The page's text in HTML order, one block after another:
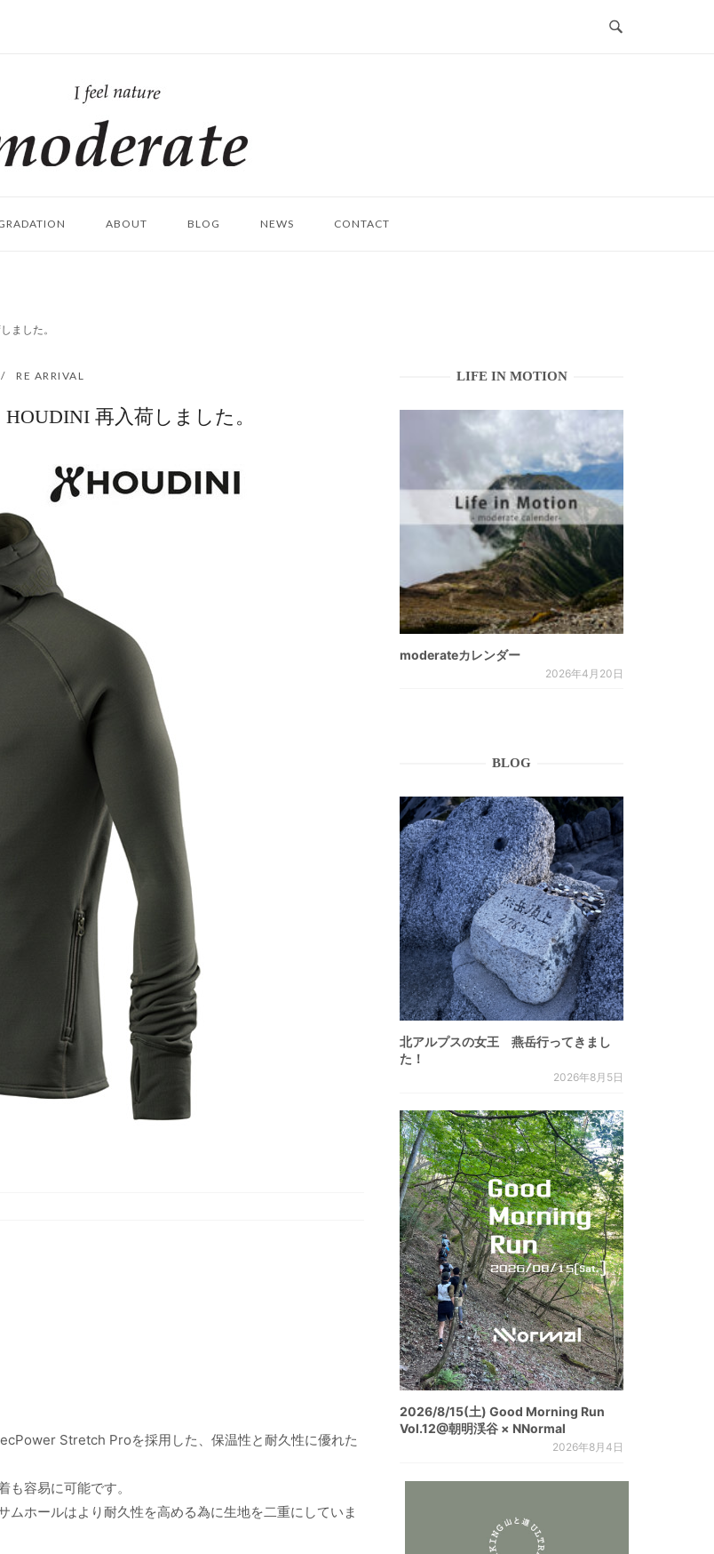
ム
ABOUT BLOG NEWS CONTACT
ました。
RE ARRIVAL
HOUDINI 再入荷しました。
Stretch Proを採用した、保温性と耐久性に優れた
容易に可能です。
ホールはより耐久性を高める為に生地を二重にしていま
LIFE IN MOTION
moderateカレンダー
2026年4月20日
BLOG
北アルプスの女王 燕岳行ってきまし
た！
2026年8月5日
2026/8/15(土) Good Morning Run
Vol.12@朝明渓谷 × NNormal
2026年8月4日